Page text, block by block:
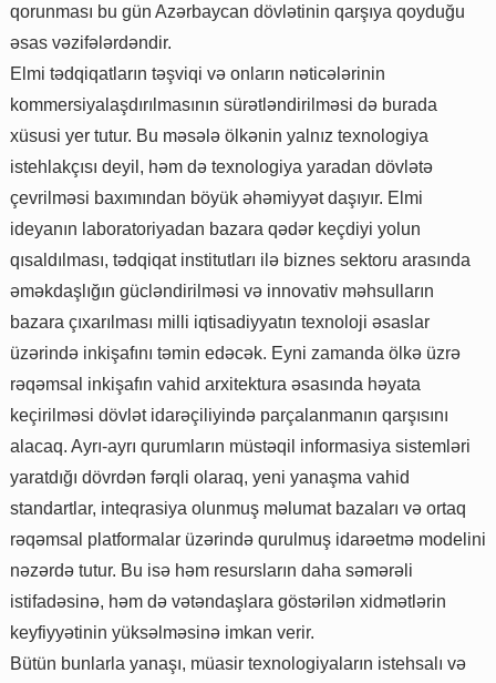
qorunması bu gün Azərbaycan dövlətinin qarşıya qoyduğu
əsas vəzifələrdəndir.
Elmi tədqiqatların təşviqi və onların nəticələrinin
kommersiyalaşdırılmasının sürətləndirilməsi də burada
xüsusi yer tutur. Bu məsələ ölkənin yalnız texnologiya
istehlakçısı deyil, həm də texnologiya yaradan dövlətə
çevrilməsi baxımından böyük əhəmiyyət daşıyır. Elmi
ideyanın laboratoriyadan bazara qədər keçdiyi yolun
qısaldılması, tədqiqat institutları ilə biznes sektoru arasında
əməkdaşlığın gücləndirilməsi və innovativ məhsulların
bazara çıxarılması milli iqtisadiyyatın texnoloji əsaslar
üzərində inkişafını təmin edəcək. Eyni zamanda ölkə üzrə
rəqəmsal inkişafın vahid arxitektura əsasında həyata
keçirilməsi dövlət idarəçiliyində parçalanmanın qarşısını
alacaq. Ayrı-ayrı qurumların müstəqil informasiya sistemləri
yaratdığı dövrdən fərqli olaraq, yeni yanaşma vahid
standartlar, inteqrasiya olunmuş məlumat bazaları və ortaq
rəqəmsal platformalar üzərində qurulmuş idarəetmə modelini
nəzərdə tutur. Bu isə həm resursların daha səmərəli
istifadəsinə, həm də vətəndaşlara göstərilən xidmətlərin
keyfiyyətinin yüksəlməsinə imkan verir.
Bütün bunlarla yanaşı, müasir texnologiyaların istehsalı və